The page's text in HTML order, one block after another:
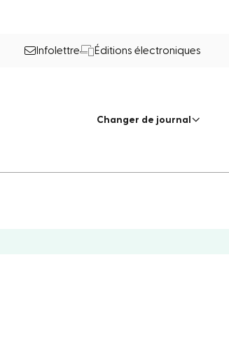
Infolettre Éditions électroniques
Changer de journal